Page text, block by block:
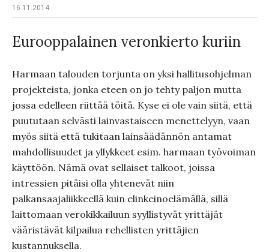
16.11.2014
Eurooppalainen veronkierto kuriin
Harmaan talouden torjunta on yksi hallitusohjelman
projekteista, jonka eteen on jo tehty paljon mutta
jossa edelleen riittää töitä. Kyse ei ole vain siitä, että
puututaan selvästi lainvastaiseen menettelyyn, vaan
myös siitä että tukitaan lainsäädännön antamat
mahdollisuudet ja yllykkeet esim. harmaan työvoiman
käyttöön. Nämä ovat sellaiset talkoot, joissa
intressien pitäisi olla yhtenevät niin
palkansaajaliikkeellä kuin elinkeinoelämällä, sillä
laittomaan verokikkailuun syyllistyvät yrittäjät
vääristävät kilpailua rehellisten yrittäjien
kustannuksella.